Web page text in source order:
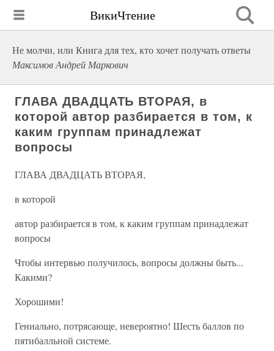
ВикиЧтение
Не молчи, или Книга для тех, кто хочет получать ответы
Максимов Андрей Маркович
ГЛАВА ДВАДЦАТЬ ВТОРАЯ, в
которой автор разбирается в том, к
каким группам принадлежат
вопросы
ГЛАВА ДВАДЦАТЬ ВТОРАЯ,
в которой
автор разбирается в том, к каким группам принадлежат
вопросы
Чтобы интервью получилось, вопросы должны быть...
Какими?
Хорошими!
Гениально, потрясающе, невероятно! Шесть баллов по
пятибалльной системе.